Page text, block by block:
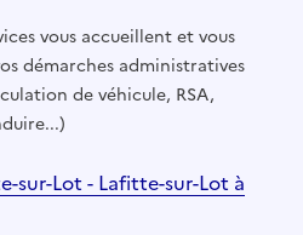
vous accueillent et vous
démarches administratives
de véhicule, RSA,
sur-Lot - Lafitte-sur-Lot à